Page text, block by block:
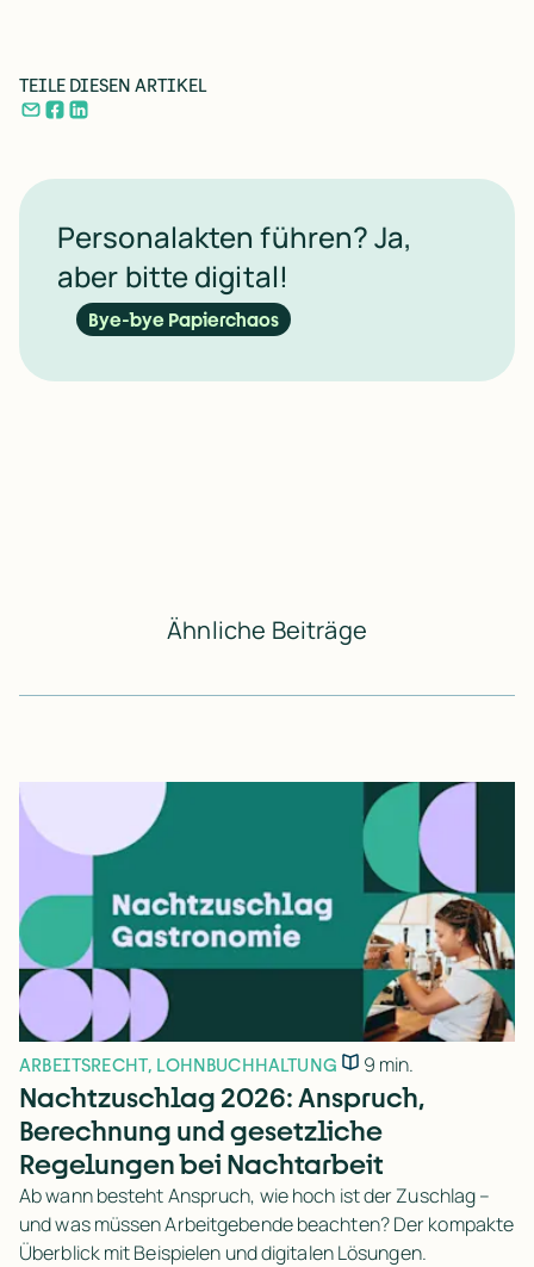
TEILE DIESEN ARTIKEL
Personalakten führen? Ja,
aber bitte digital!
Bye-bye Papierchaos
Ähnliche Beiträge
ARBEITSRECHT, LOHNBUCHHALTUNG 9 min.
Nachtzuschlag 2026: Anspruch,
Berechnung und gesetzliche
Regelungen bei Nachtarbeit
Ab wann besteht Anspruch, wie hoch ist der Zuschlag –
und was müssen Arbeitgebende beachten? Der kompakte
Überblick mit Beispielen und digitalen Lösungen.